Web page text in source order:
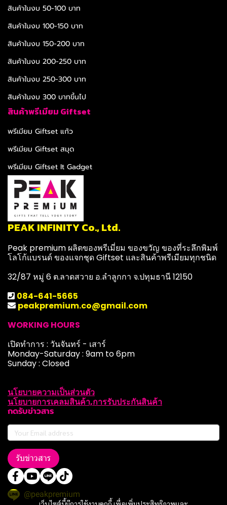
สินค้าในงบ 50-100 บาท
สินค้าในงบ 100-150 บาท
สินค้าในงบ 150-200 บาท
สินค้าในงบ 200-250 บาท
สินค้าในงบ 250-300 บาท
สินค้าในงบ 300 บาทขึ้นไป
สินค้าพรีเมียม Giftset
พรีเมียม Giftset แก้ว
พรีเมียม Giftset สมุด
พรีเมียม Giftset It Gadget
PEAK INFINITY Co., Ltd.
Peak premium ผลิตของพรีเมี่ยม ของขวัญ ของที่ระลึกพิมพ์
โลโก้แบรนด์ ของแจกชุด Giftset และสินค้าพรีเมียมทุกชนิด
32/87 หมู่ 6 ต.ลาดสวาย อ.ลำลูกกา จ.ปทุมธานี 12150
084-641-5665
peakpremium.co@gmail.com
WORKING HOURS
เปิดทำการ : วันจันทร์ - เสาร์
Monday-Saturday : 9am to 6pm
Sunday : Closed
นโยบายความเป็นส่วนตัว
นโยบายการเคลมสินค้า,การรับประกันสินค้า
กดรับข่าวสาร
รับข่าวสาร
@peakpremium